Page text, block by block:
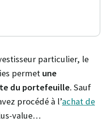
particulier, le
permet une
du portefeuille. Sauf
procédé à l’achat de
value…